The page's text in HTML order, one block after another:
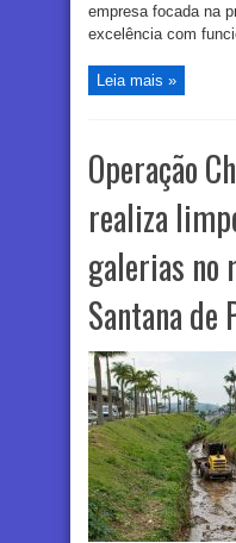
empresa focada na
excelência com
Leia mais »
Operação
realiza
galerias no
Santana de